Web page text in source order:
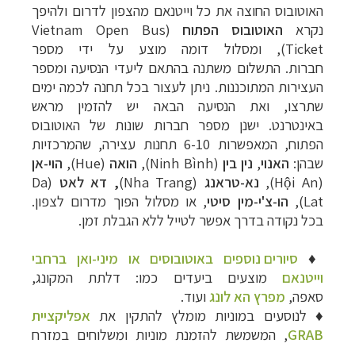
האוטובוס החוצה את כל וייטנאם מהצפון לדרום ולהיפך
נקרא האוטובוס הפתוח (
Vietnam Open Bus
Ticket), ומסלול דומה מוצע על ידי מספר
חברות.התשלום משתנה בהתאם ליעדי הנסיעה ומספר
העצירות המתוכננות. ניתן לעצור בכל תחנה לכמה ימים
שתרצו, ואת הנסיעה הבאה יש להזמין מראש
באינטרנט. ישנן מספר חברות שונות של האוטובוס
הפתוח, המאפשרות 6-10 תחנות עצירה, שהמרכזיות
שבהן: האנוי, נין בין (
Ninh Bình
), הואה (
Hue
)
, הוי-אן
(
Hội An
), נא-טראנג (Nha Trang)
, דא לאט (
Da
Lat
), הו-צ'י-מין סיטי, או מסלול הפוך מדרום לצפון.
בכל נקודה בדרך אפשר לטייל ללא הגבלת זמן.
♦ סיורים נוספים באוטובוסים או מיני-ואן ברחבי
וייטנאם מוצעים ביעדים כמו: דלתת המקונג,
סאפה, מפרץ הא לונגועוד.
♦ לנוסעים במוניות מומלץ להתקין את אפליקציית
GRAB, המשמשת להזמנת מוניות ומשלוחים במזרח